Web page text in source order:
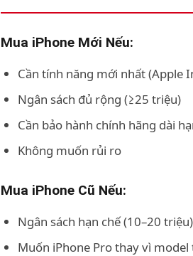
Mua iPhone Mới Nếu:
Cần tính năng mới nhất (Apple
Ngân sách đủ rộng (≥25 triệu)
Cần bảo hành chính hãng dài
Không muốn rủi ro
Mua iPhone Cũ Nếu:
Ngân sách hạn chế (10–20 triệu)
Muốn iPhone Pro thay vì